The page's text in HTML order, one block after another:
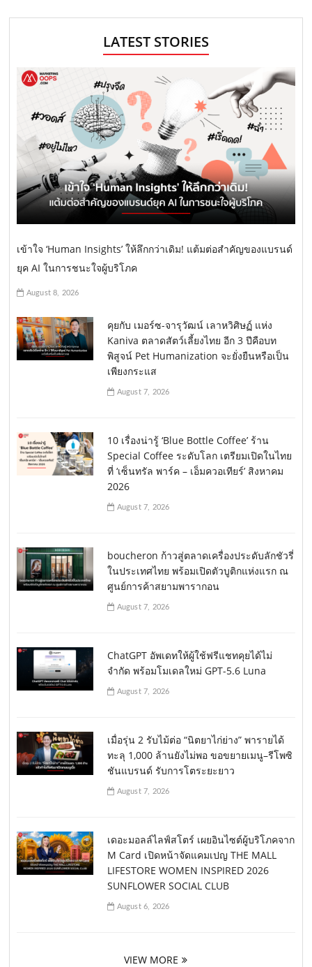
LATEST STORIES
เข้าใจ ‘Human Insights’ ให้ลึกกว่าเดิม! แต้มต่อสำคัญของแบรนด์
ยุค AI ในการชนะใจผู้บริโภค
August 8, 2026
คุยกับ เมอร์ซ-จารุวัฒน์ เลาหวิศิษฏ์ แห่ง
Kaniva ตลาดสัตว์เลี้ยงไทย อีก 3 ปีคือบท
พิสูจน์ Pet Humanization จะยั่งยืนหรือเป็น
เพียงกระแส
August 7, 2026
10 เรื่องน่ารู้ ‘Blue Bottle Coffee’ ร้าน
Special Coffee ระดับโลก เตรียมเปิดในไทย
ที่ ‘เซ็นทรัล พาร์ค – เอ็มควอเทียร์’ สิงหาคม
2026
August 7, 2026
boucheron ก้าวสู่ตลาดเครื่องประดับลักชัวรี่
ในประเทศไทย พร้อมเปิดตัวบูติกแห่งแรก ณ
ศูนย์การค้าสยามพารากอน
August 7, 2026
ChatGPT อัพเดทให้ผู้ใช้ฟรีแชทคุยได้ไม่
จำกัด พร้อมโมเดลใหม่ GPT-5.6 Luna
August 7, 2026
เมื่อรุ่น 2 รับไม้ต่อ “นิตยาไก่ย่าง” พารายได้
ทะลุ 1,000 ล้านยังไม่พอ ขอขยายเมนู–รีโพซิ
ชันแบรนด์ รับการโตระยะยาว
August 7, 2026
เดอะมอลล์ไลฟ์สโตร์ เผยอินไซต์ผู้บริโภคจาก
M Card เปิดหน้าจัดแคมเปญ THE MALL
LIFESTORE WOMEN INSPIRED 2026
SUNFLOWER SOCIAL CLUB
August 6, 2026
VIEW MORE